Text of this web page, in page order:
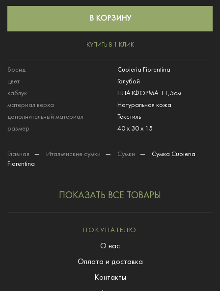
В КОРЗИНУ
КУПИТЬ В 1 КЛИК
бренд
Cuoieria Fiorentina
цвет
Голубой
каблук
ПЛАТФОРМА 11,5см
материал верха
Натуральная кожа
дополнительный материал
Текстиль
размер
40 x 30 x 15
Главная — Итальянские сумки — Сумки —
Сумка Cuoieria
Fiorentina
ПОКАЗАТЬ ВСЕ ТОВАРЫ
ПОКУПАТЕЛЮ
О нас
Оплата и доставка
Контакты